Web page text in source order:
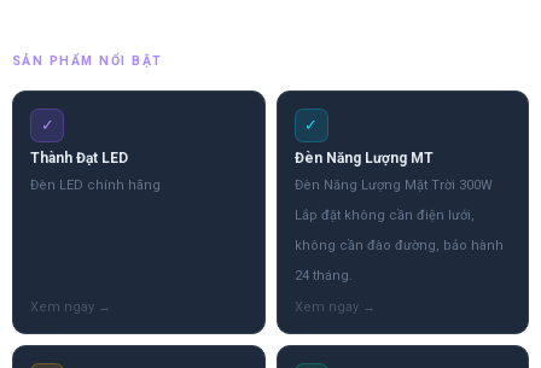
SẢN PHẨM NỔI BẬT
✓
Thành Đạt LED
Đèn LED chính hãng
✓
Đèn Năng Lượng MT
Đèn Năng Lượng Mặt Trời 300W
Lắp đặt không cần điện lưới,
không cần đào đường, bảo hành
24 tháng.